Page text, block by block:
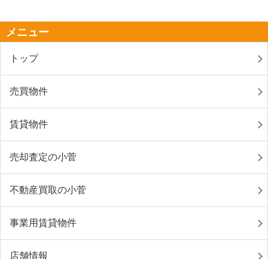
メニュー
トップ
売買物件
賃貸物件
売却査定の小菅
不動産買取の小菅
事業用賃貸物件
店舗情報